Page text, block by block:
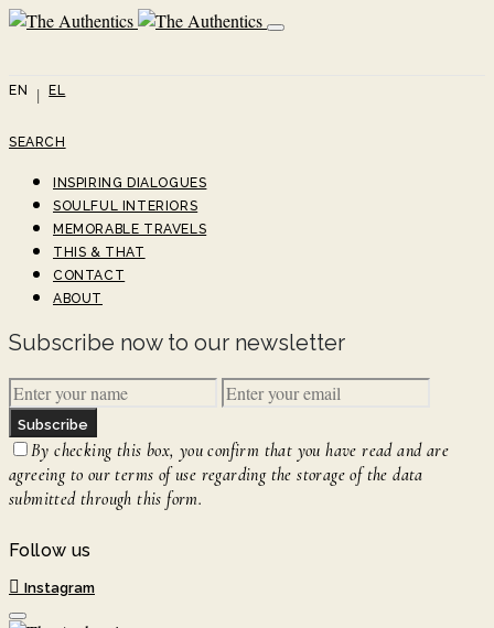
EN EL
SEARCH
INSPIRING DIALOGUES
SOULFUL INTERIORS
MEMORABLE TRAVELS
THIS & THAT
CONTACT
ABOUT
Subscribe now to our newsletter
Subscribe
By checking this box, you confirm that you have read and are
agreeing to our terms of use regarding the storage of the data
submitted through this form.
Follow us
Instagram